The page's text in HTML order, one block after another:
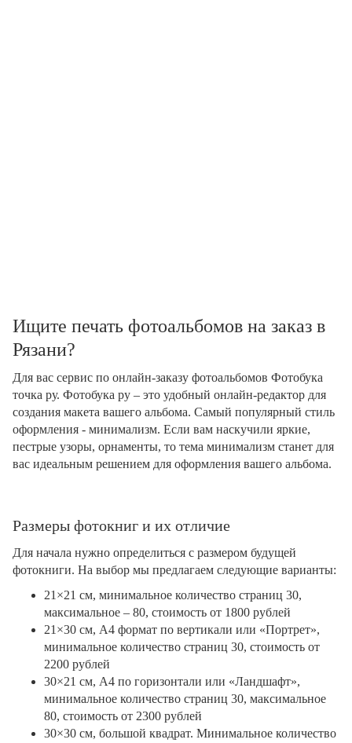
Ищите печать фотоальбомов на заказ в
Рязани?
Для вас сервис по онлайн-заказу фотоальбомов Фотобука
точка ру. Фотобука ру – это удобный онлайн-редактор для
создания макета вашего альбома. Самый популярный стиль
оформления - минимализм. Если вам наскучили яркие,
пестрые узоры, орнаменты, то тема минимализм станет для
вас идеальным решением для оформления вашего альбома.
Размеры фотокниг и их отличие
Для начала нужно определиться с размером будущей
фотокниги. На выбор мы предлагаем следующие варианты:
21×21 см, минимальное количество страниц 30,
максимальное – 80, стоимость от 1800 рублей
21×30 см, А4 формат по вертикали или «Портрет»,
минимальное количество страниц 30, стоимость от
2200 рублей
30×21 см, А4 по горизонтали или «Ландшафт»,
минимальное количество страниц 30, максимальное
80, стоимость от 2300 рублей
30×30 см, большой квадрат. Минимальное количество